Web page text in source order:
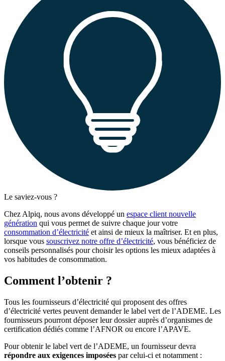
Le saviez-vous ?
Chez Alpiq, nous avons développé un espace client nouvelle
génération qui vous permet de suivre chaque jour votre
consommation d’électricité et ainsi de mieux la maîtriser. Et en plus,
lorsque vous souscrivez notre offre d’électricité, vous bénéficiez de
conseils personnalisés pour choisir les options les mieux adaptées à
vos habitudes de consommation.
Comment l’obtenir ?
Tous les fournisseurs d’électricité qui proposent des offres
d’électricité vertes peuvent demander le label vert de l’ADEME. Les
fournisseurs pourront déposer leur dossier auprès d’organismes de
certification dédiés comme l’AFNOR ou encore l’APAVE.
Pour obtenir le label vert de l’ADEME, un fournisseur devra
répondre aux exigences imposées par celui-ci et notamment :